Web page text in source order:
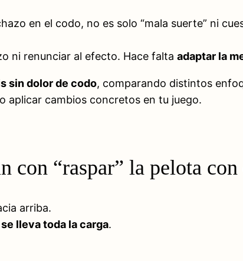
en el codo, no es solo “mala suerte” ni
ni renunciar al efecto. Hace falta adaptar la
sin dolor de codo, comparando distintos
aplicar cambios concretos en tu juego.
con “raspar” la pelota
arriba.
lleva toda la carga.